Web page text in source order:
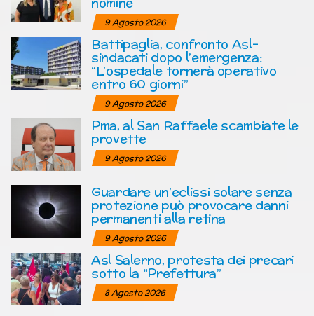
9 Agosto 2026
Battipaglia, confronto Asl-
sindacati dopo l’emergenza:
“L’ospedale tornerà operativo
entro 60 giorni”
9 Agosto 2026
Pma, al San Raffaele scambiate le
provette
9 Agosto 2026
Guardare un’eclissi solare senza
protezione può provocare danni
permanenti alla retina
9 Agosto 2026
Asl Salerno, protesta dei precari
sotto la “Prefettura”
8 Agosto 2026